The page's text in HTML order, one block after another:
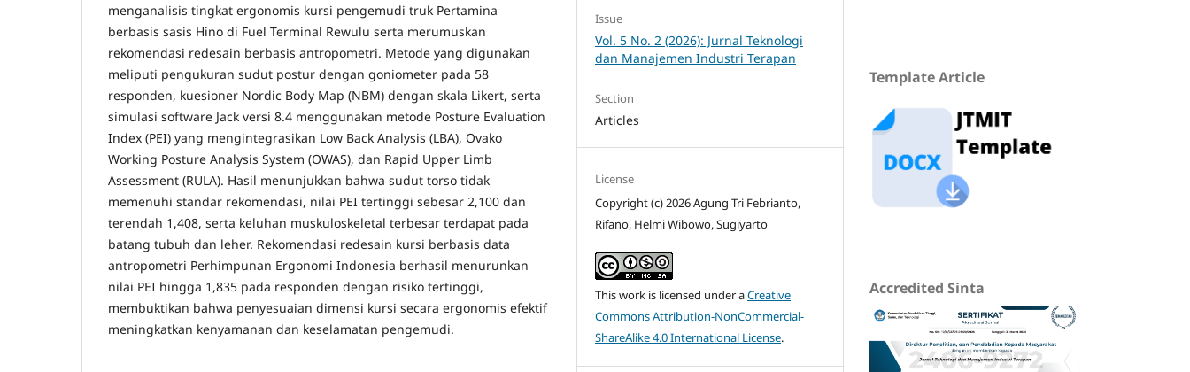
menganalisis tingkat ergonomis kursi pengemudi truk Pertamina
berbasis sasis Hino di Fuel Terminal Rewulu serta merumuskan
rekomendasi redesain berbasis antropometri. Metode yang digunakan
meliputi pengukuran sudut postur dengan goniometer pada 58
responden, kuesioner Nordic Body Map (NBM) dengan skala Likert, serta
simulasi software Jack versi 8.4 menggunakan metode Posture Evaluation
Index (PEI) yang mengintegrasikan Low Back Analysis (LBA), Ovako
Working Posture Analysis System (OWAS), dan Rapid Upper Limb
Assessment (RULA). Hasil menunjukkan bahwa sudut torso tidak
memenuhi standar rekomendasi, nilai PEI tertinggi sebesar 2,100 dan
terendah 1,408, serta keluhan muskuloskeletal terbesar terdapat pada
batang tubuh dan leher. Rekomendasi redesain kursi berbasis data
antropometri Perhimpunan Ergonomi Indonesia berhasil menurunkan
nilai PEI hingga 1,835 pada responden dengan risiko tertinggi,
membuktikan bahwa penyesuaian dimensi kursi secara ergonomis efektif
meningkatkan kenyamanan dan keselamatan pengemudi.
Issue
Vol. 5 No. 2 (2026): Jurnal Teknologi
dan Manajemen Industri Terapan
Section
Articles
License
Copyright (c) 2026 Agung Tri Febrianto,
Rifano, Helmi Wibowo, Sugiyarto
This work is licensed under aCreative
Commons Attribution-NonCommercial-
ShareAlike 4.0 International License.
Template Article
Accredited Sinta